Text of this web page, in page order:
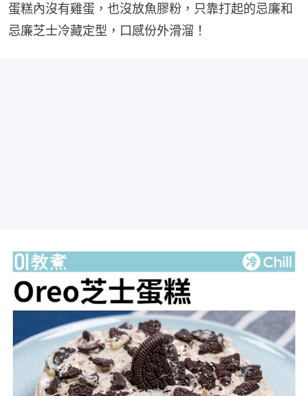
蛋糕內沒有雞蛋，也沒放魚膠粉，只靠打起的忌廉和
忌廉芝士冷藏定型，口感份外滑溜！